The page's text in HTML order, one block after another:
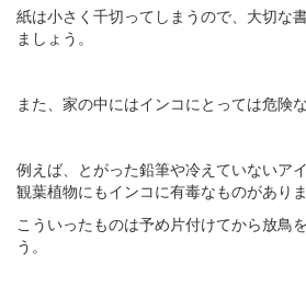
紙は小さく千切ってしまうので、大切な
ましょう。
また、家の中にはインコにとっては危険
例えば、とがった鉛筆や冷えていないア
観葉植物にもインコに有毒なものがありま
こういったものは予め片付けてから放鳥
う。